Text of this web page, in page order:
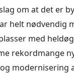
om at det er
helt nødvendig
med
rekordmange
modernisering